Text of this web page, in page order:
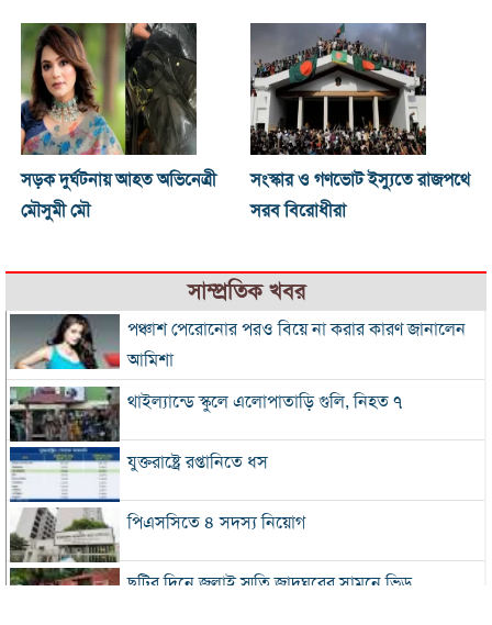
সড়ক দুর্ঘটনায় আহত অভিনেত্রী
মৌসুমী মৌ
সংস্কার ও গণভোট ইস্যুতে রাজপথে
সরব বিরোধীরা
সাম্প্রতিক খবর
পঞ্চাশ পেরোনোর পরও বিয়ে না করার কারণ জানালেন
আমিশা
থাইল্যান্ডে স্কুলে এলোপাতাড়ি গুলি, নিহত ৭
যুক্তরাষ্ট্রে রপ্তানিতে ধস
পিএসসিতে ৪ সদস্য নিয়োগ
ছুটির দিনে জুলাই স্মৃতি জাদুঘরের সামনে ভিড়